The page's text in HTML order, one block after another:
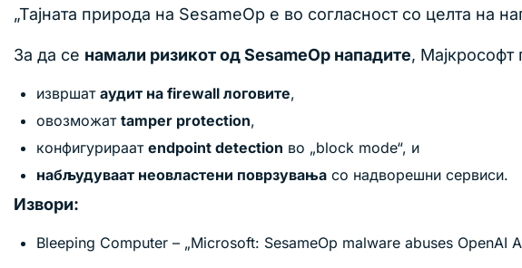
„Тајната природа на SesameOp е во согласност со целта на
За да се намали ризикот од SesameOp нападите, Мајкрософт
извршат аудит на firewall логовите,
овозможат tamper protection,
конфигурираат endpoint detection во „block mode“, и
набљудуваат неовластени поврзувања со надворешни сервиси.
Извори:
Bleeping Computer – „Microsoft: SesameOp malware abuses OpenAI